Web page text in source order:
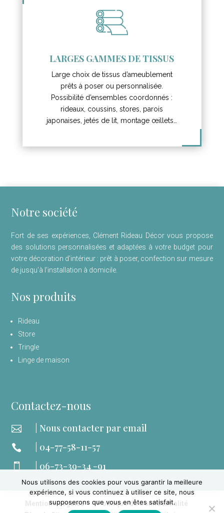
LARGES GAMMES DE TISSUS
Large choix de tissus d’ameublement
prêts à poser ou personnalisée.
Possibilité d’ensembles coordonnés :
rideaux, coussins, stores, parois
japonaises, jetés de lit, montage œillets…
Notre société
Fort de ses expériences, Clément Rideau Décor vous propose
des solutions personnalisées et adaptées à votre budget pour
votre décoration d'intérieur : prêt à poser, confection sur mesure
de jusqu'à l'installation à domicile.
Nos produits
Rideau
Store
Tringle
Linge de maison
Contactez-nous
 | Nous contacter par email
 | 04-77-58-11-57
 | 06-73-39-34 -91
Mentions Légales
Politique de Confidentialité
Nous utilisons des cookies pour vous garantir la meilleure
expérience, si vous continuez à utiliser ce site, nous
supposerons que vous en êtes satisfait.